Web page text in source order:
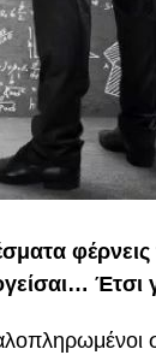
Έτσι